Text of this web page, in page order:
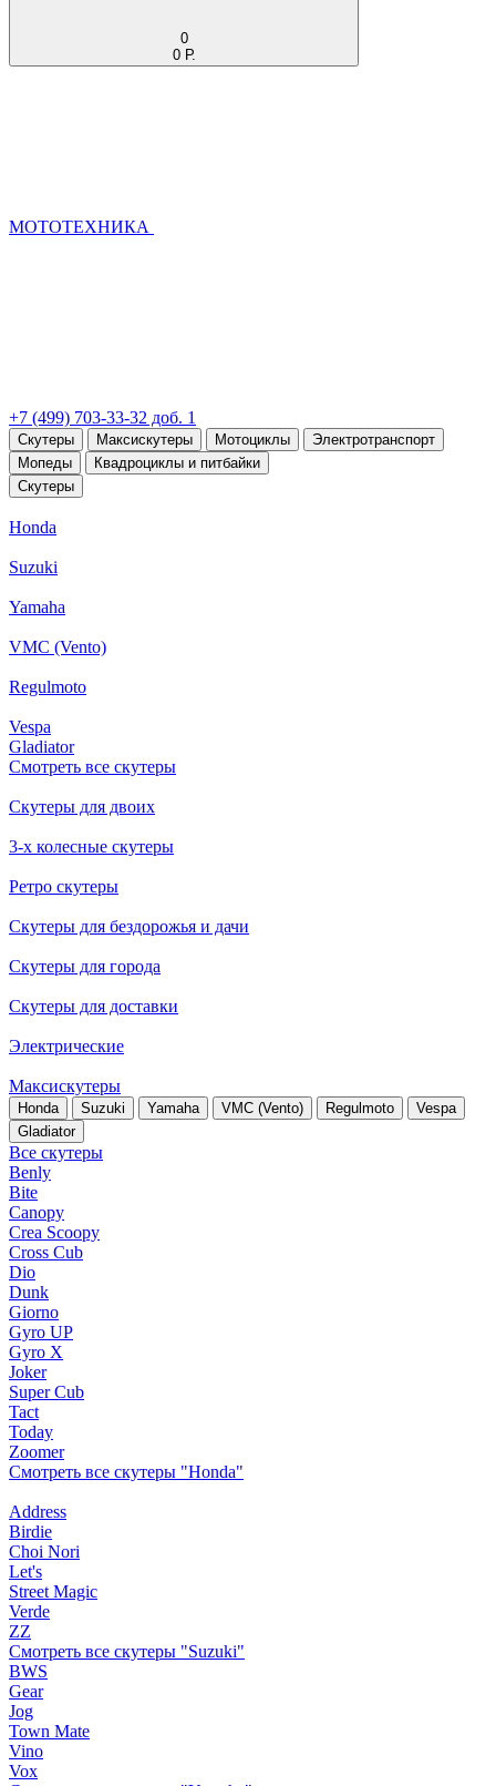
0
0 Р.
МОТОТЕХНИКА
+7 (499) 703-33-32 доб. 1
Скутеры Максискутеры Мотоциклы
Электротранспорт
Мопеды
Квадроциклы и питбайки
Скутеры
Honda
Suzuki
Yamaha
VMC (Vento)
Regulmoto
Vespa
Gladiator
Смотреть все скутеры
Скутеры для двоих
3-х колесные скутеры
Ретро скутеры
Скутеры для бездорожья и дачи
Скутеры для города
Скутеры для доставки
Электрические
Максискутеры
Honda Suzuki Yamaha VMC (Vento) Regulmoto
Vespa
Gladiator
Все скутеры
Benly
Bite
Canopy
Crea Scoopy
Cross Cub
Dio
Dunk
Giorno
Gyro UP
Gyro X
Joker
Super Cub
Tact
Today
Zoomer
Смотреть все скутеры "Honda"
Address
Birdie
Choi Nori
Let's
Street Magic
Verde
ZZ
Смотреть все скутеры "Suzuki"
BWS
Gear
Jog
Town Mate
Vino
Vox